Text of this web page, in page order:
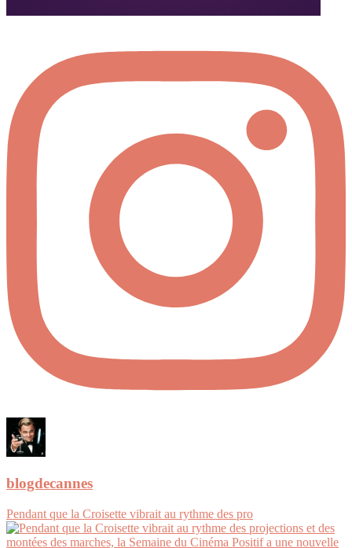
blogdecannes
Pendant que la Croisette vibrait au rythme des pro